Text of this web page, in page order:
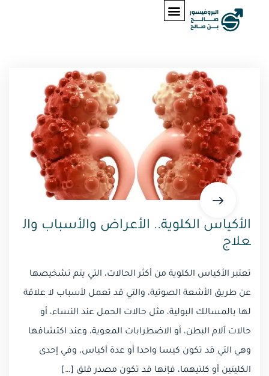
الأكياس الكلوية.. الأعراض والأسباب وال
علاج
تعتبر الأكياس الكلوية من أكثر الحالات، التي يتم تشخيصها
عن طريق الأشعة الصوتية، والتي قد تعمل لأسباب لا علاقة
لها بالمسالك البولية، مثل حالات الحمل عند النساء، أو
حالات آلام البطن، أو الاضطرابات المعوية، وعند اكتشافها
وهي التي قد تكون كيسا واحدا أو عدة أكياس، وفي إحدى
الكليتين أو كلتيهما، فإنها قد تكون مصدر قلق […]